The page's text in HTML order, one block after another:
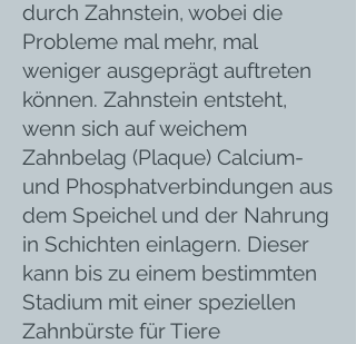
durch Zahnstein, wobei die
Probleme mal mehr, mal
weniger ausgeprägt auftreten
können. Zahnstein entsteht,
wenn sich auf weichem
Zahnbelag (Plaque) Calcium-
und Phosphatverbindungen aus
dem Speichel und der Nahrung
in Schichten einlagern. Dieser
kann bis zu einem bestimmten
Stadium mit einer speziellen
Zahnbürste für Tiere